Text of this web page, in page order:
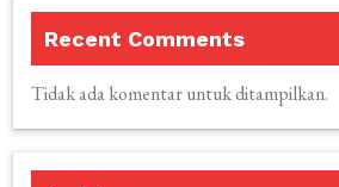
Recent Comments
Tidak ada komentar untuk ditampilkan.